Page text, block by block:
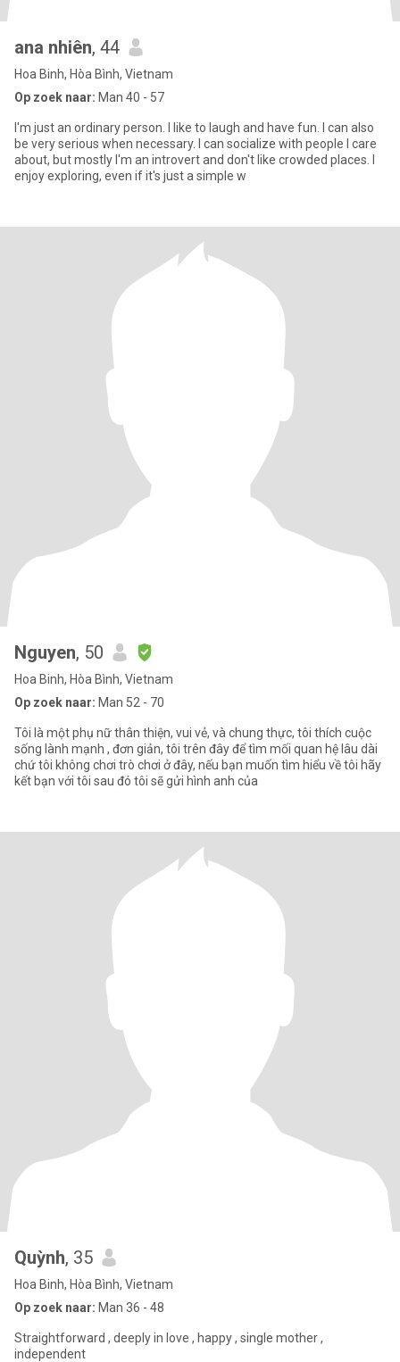
ana nhiên, 44
Hoa Binh, Hòa Bình, Vietnam
Op zoek naar: Man 40 - 57
I'm just an ordinary person. I like to laugh and have fun. I can also
be very serious when necessary. I can socialize with people I care
about, but mostly I'm an introvert and don't like crowded places. I
enjoy exploring, even if it's just a simple w
Nguyen, 50
Hoa Binh, Hòa Bình, Vietnam
Op zoek naar: Man 52 - 70
Tôi là một phụ nữ thân thiện, vui vẻ, và chung thực, tôi thích cuộc
sống lành mạnh , đơn giản, tôi trên đây để tìm mối quan hệ lâu dài
chứ tôi không chơi trò chơi ở đây, nếu bạn muốn tìm hiểu về tôi hãy
kết bạn với tôi sau đó tôi sẽ gửi hình anh của
Quỳnh, 35
Hoa Binh, Hòa Bình, Vietnam
Op zoek naar: Man 36 - 48
Straightforward , deeply in love , happy , single mother ,
independent